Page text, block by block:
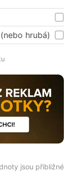
hrubá)
jsou přibližné